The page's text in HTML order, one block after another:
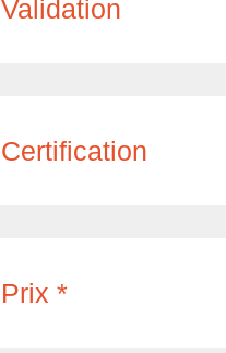
Validation
Certification
Prix *